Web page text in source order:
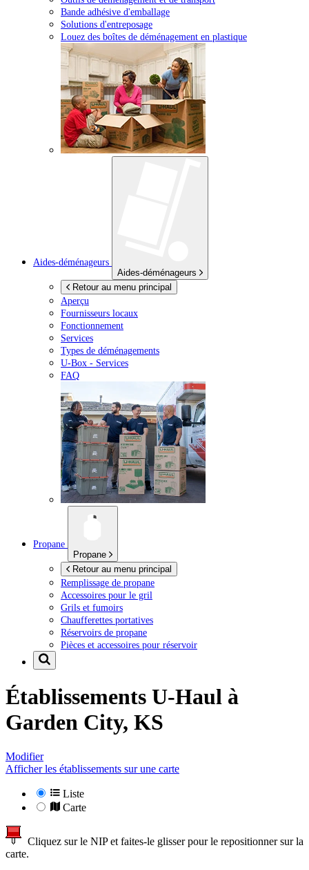
Bande adhésive d'emballage
Solutions d'entreposage
Louez des boîtes de déménagement en plastique
Aides-déménageurs
Aides-déménageurs
Retour au menu principal
Aperçu
Fournisseurs locaux
Fonctionnement
Services
Types de déménagements
U-Box - Services
FAQ
Propane
Propane
Retour au menu principal
Remplissage de propane
Accessoires pour le gril
Grils et fumoirs
Chaufferettes portatives
Réservoirs de propane
Pièces et accessoires pour réservoir
Établissements U-Haul à
Garden City, KS
Modifier
Afficher les établissements sur une carte
Liste
Carte
Cliquez sur le NIP et faites-le glisser pour le repositionner sur la
carte.